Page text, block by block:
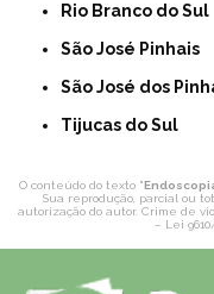
Rio Branco do Sul
São José Pinhais
São José dos
Tijucas do Sul
O conteúdo do texto "
Sua reprodução, parcial ou
autorização do autor. Crime de
– Lei